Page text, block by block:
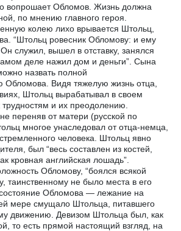
вопрошает Обломов. Жизнь должна
по мнению главного героя.
колею лихо врывается Штольц,
“Штольц ровесник Обломову: и ему
служил, вышел в отставку, занялся
деле нажил дом и деньги”. Сына
назвать полной
Обломова. Видя тяжелую жизнь отца,
Штольц вырабатывал в своем
трудностям и их преодолению.
переняв от матери (русской по
многое унаследовал от отца-немца,
человека. Штольц явно
был “весь составлен из костей,
кровная английская лошадь”.
Обломову, “боялся всякой
таинственному не было места в его
Обломова — лежание на
мере смущало Штольца, питавшего
движению. Девизом Штольца был, как
то есть прямой настоящий взгляд, на